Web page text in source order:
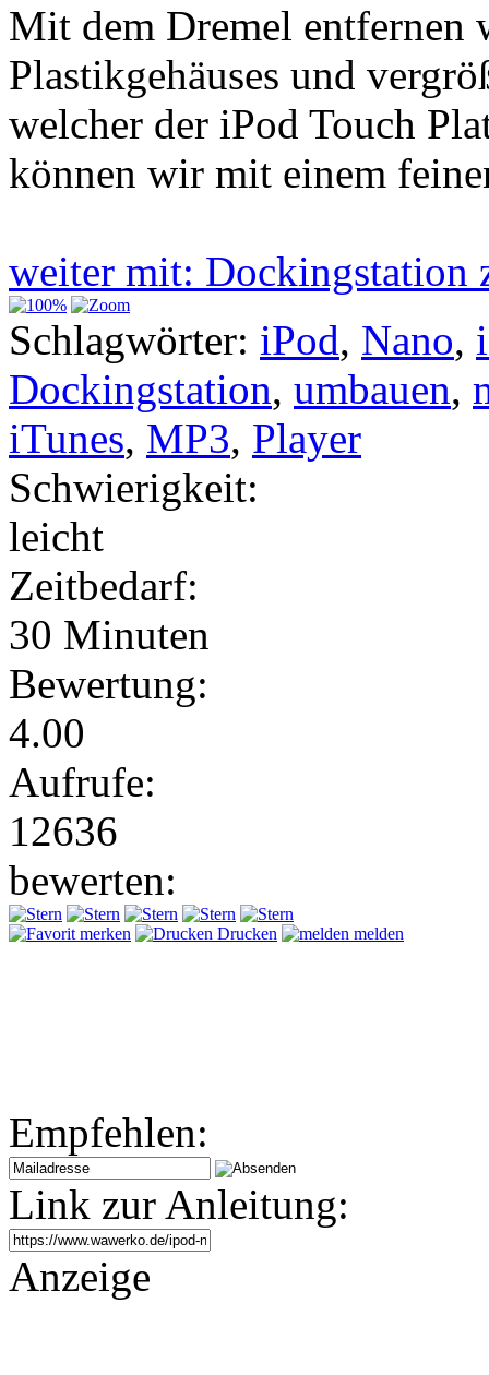
Mit dem Dremel entfernen
Plastikgehäuses und
welcher der iPod Touch
können wir mit einem
weiter mit: Dockingstation
Schlagwörter: iPod, Nano,
Dockingstation, umbauen,
iTunes, MP3, Player
Schwierigkeit:
leicht
Zeitbedarf:
30 Minuten
Bewertung:
4.00
Aufrufe:
12636
bewerten:
merken Drucken melden
Empfehlen:
Link zur Anleitung:
Anzeige